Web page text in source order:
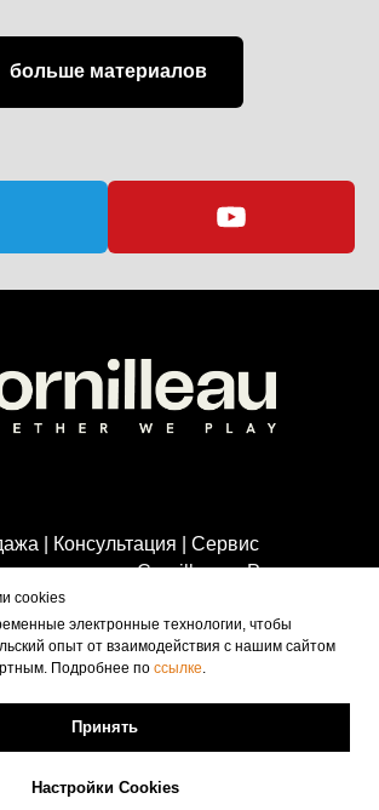
cookies
электронные технологии, чтобы
опыт от взаимодействия с нашим сайтом
Подробнее по ссылке.
Принять
Настройки Cookies
больше материалов
| Консультация | Сервис
продукция Cornilleau в России
8 800 500 5046
соглашение